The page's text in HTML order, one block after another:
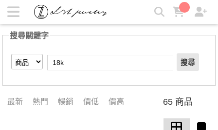
【18k】搜尋結果 | LZL Jewelry 輕珠寶飾品
搜尋關鍵字
搜尋
最新 熱門 暢銷 價低 價高 65 商品